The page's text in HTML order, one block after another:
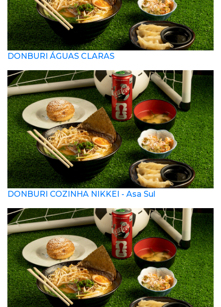
DONBURI ÁGUAS CLARAS
DONBURI COZINHA NIKKEI - Asa Sul